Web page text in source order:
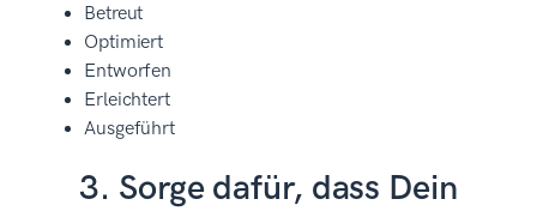
Betreut
Optimiert
Entworfen
Erleichtert
Ausgeführt
3. Sorge dafür, dass Dein